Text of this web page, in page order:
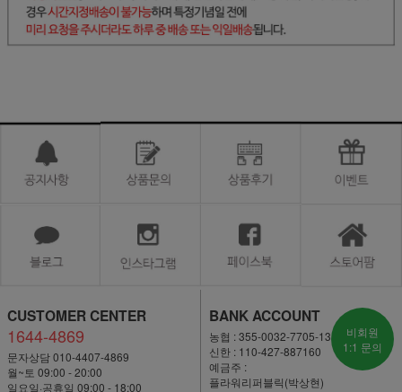
CUSTOMER CENTER
1644-4869
문자상담 010-4407-4869
월~토 09:00 - 20:00
일요일·공휴일 09:00 - 18:00
BANK ACCOUNT
농협 : 355-0032-7705-13
신한 : 110-427-887160
예금주 :
플라워리퍼블릭(박상현)
비회원
1:1 문의